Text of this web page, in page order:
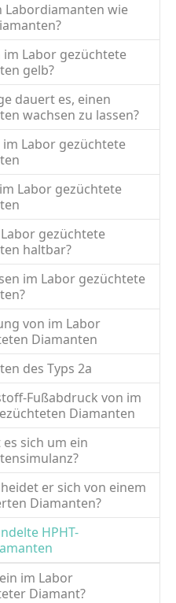
Labordiamanten wie
im Labor gezüchtete
gelb?
dauert es, einen
wachsen zu lassen?
im Labor gezüchtete
Labor gezüchtete
gezüchtete
haltbar?
im Labor gezüchtete
von im Labor
Diamanten
des Typs 2a
Fußabdruck von im
Diamanten
sich um ein
er sich von einem
Diamanten?
HPHT-
im Labor
Diamant?